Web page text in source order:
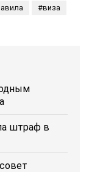
виза
штраф в